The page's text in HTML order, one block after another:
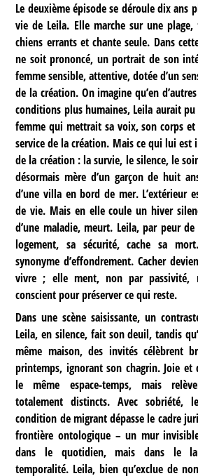
Le deuxième épisode se déroule dix ans
vie de Leila. Elle marche sur une
chiens errants et chante seule. Dans
ne soit prononcé, un portrait de son
femme sensible, attentive, dotée d’un
de la création. On imagine qu’en
conditions plus humaines, Leila aurait
femme qui mettrait sa voix, son corps
service de la création. Mais ce qui lui est
de la création : la survie, le silence, le
désormais mère d’un garçon de huit
d’une villa en bord de mer. L’extérieur
de vie. Mais en elle coule un hiver
d’une maladie, meurt. Leila, par peur
logement, sa sécurité, cache sa
synonyme d’effondrement. Cacher
vivre ; elle ment, non par passivité,
conscient pour préserver ce qui reste.
Dans une scène saisissante, un
Leila, en silence, fait son deuil, tandis
même maison, des invités célèbrent
printemps, ignorant son chagrin. Joie et
le même espace-temps, mais
totalement distincts. Avec
condition de migrant dépasse le cadre
frontière ontologique – un mur
dans le quotidien, mais dans le
temporalité. Leila, bien qu’exclue de